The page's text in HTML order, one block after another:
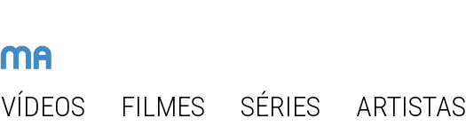
VÍDEOS FILMES SÉRIES ARTISTAS